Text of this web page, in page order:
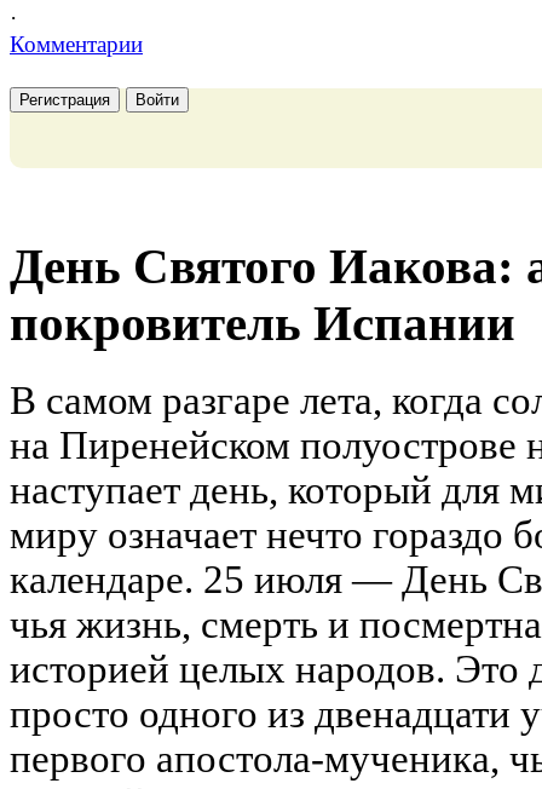
·
Комментарии
Регистрация Войти
День Святого Иакова:
покровитель Испании
В самом разгаре лета, когда
на Пиренейском полуострове
наступает день, который для
миру означает нечто гораздо
календаре. 25 июля — День
чья жизнь, смерть и
историей целых народов. Это
просто одного из двенадцати
первого апостола-мученика,